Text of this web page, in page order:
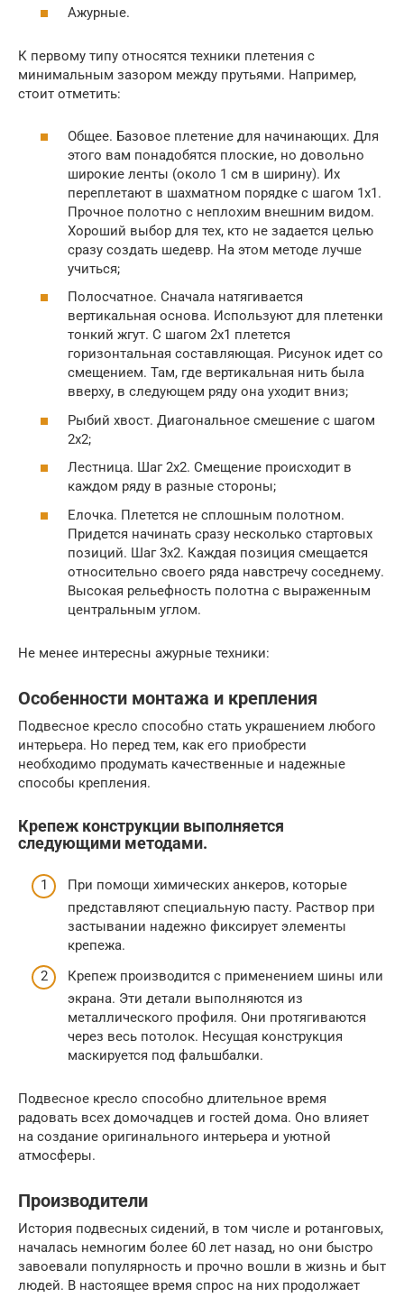
Ажурные.
К первому типу относятся техники плетения с
минимальным зазором между прутьями. Например,
стоит отметить:
Общее. Базовое плетение для начинающих. Для
этого вам понадобятся плоские, но довольно
широкие ленты (около 1 см в ширину). Их
переплетают в шахматном порядке с шагом 1х1.
Прочное полотно с неплохим внешним видом.
Хороший выбор для тех, кто не задается целью
сразу создать шедевр. На этом методе лучше
учиться;
Полосчатное. Сначала натягивается
вертикальная основа. Используют для плетенки
тонкий жгут. С шагом 2х1 плетется
горизонтальная составляющая. Рисунок идет со
смещением. Там, где вертикальная нить была
вверху, в следующем ряду она уходит вниз;
Рыбий хвост. Диагональное смешение с шагом
2х2;
Лестница. Шаг 2х2. Смещение происходит в
каждом ряду в разные стороны;
Елочка. Плетется не сплошным полотном.
Придется начинать сразу несколько стартовых
позиций. Шаг 3х2. Каждая позиция смещается
относительно своего ряда навстречу соседнему.
Высокая рельефность полотна с выраженным
центральным углом.
Не менее интересны ажурные техники:
Особенности монтажа и крепления
Подвесное кресло способно стать украшением любого
интерьера. Но перед тем, как его приобрести
необходимо продумать качественные и надежные
способы крепления.
Крепеж конструкции выполняется
следующими методами.
При помощи химических анкеров, которые
представляют специальную пасту. Раствор при
застывании надежно фиксирует элементы
крепежа.
Крепеж производится с применением шины или
экрана. Эти детали выполняются из
металлического профиля. Они протягиваются
через весь потолок. Несущая конструкция
маскируется под фальшбалки.
Подвесное кресло способно длительное время
радовать всех домочадцев и гостей дома. Оно влияет
на создание оригинального интерьера и уютной
атмосферы.
Производители
История подвесных сидений, в том числе и ротанговых,
началась немногим более 60 лет назад, но они быстро
завоевали популярность и прочно вошли в жизнь и быт
людей. В настоящее время спрос на них продолжает